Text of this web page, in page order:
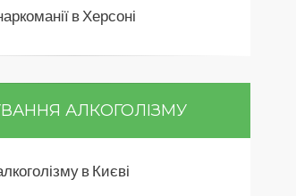
в Херсоні
АЛКОГОЛІЗМУ
в Києві